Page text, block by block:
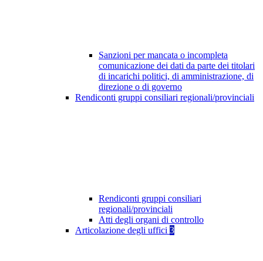
Sanzioni per mancata o incompleta
comunicazione dei dati da parte dei titolari
di incarichi politici, di amministrazione, di
direzione o di governo
Rendiconti gruppi consiliari regionali/provinciali
Rendiconti gruppi consiliari
regionali/provinciali
Atti degli organi di controllo
Articolazione degli uffici 3